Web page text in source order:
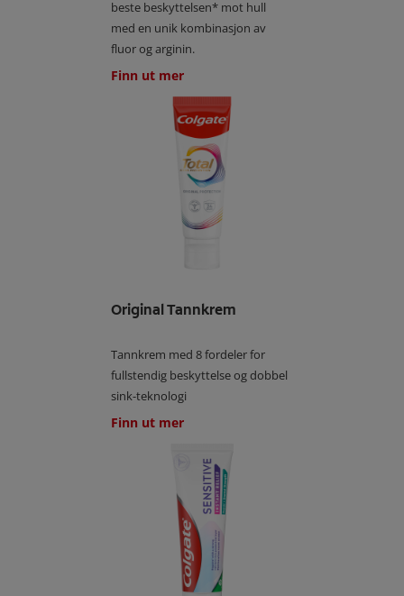
beste beskyttelsen* mot hull
med en unik kombinasjon av
fluor og arginin.
Finn ut mer
Original Tannkrem
Tannkrem med 8 fordeler for
fullstendig beskyttelse og dobbel
sink-teknologi
Finn ut mer